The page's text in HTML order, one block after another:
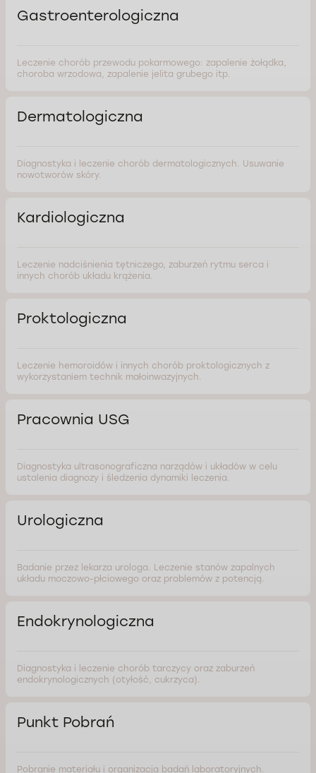
Gastroenterologiczna
Leczenie chorób przewodu pokarmowego: zapalenie żołądka,
choroba wrzodowa, zapalenie jelita grubego itp.
Dermatologiczna
Diagnostyka i leczenie chorób dermatologicznych. Usuwanie
nowotworów skóry.
Kardiologiczna
Leczenie nadciśnienia tętniczego, zaburzeń rytmu serca i
innych chorób układu krążenia.
Proktologiczna
Leczenie hemoroidów i innych chorób proktologicznych z
wykorzystaniem technik małoinwazyjnych.
Pracownia USG
Diagnostyka ultrasonograficzna narządów i układów w celu
ustalenia diagnozy i śledzenia dynamiki leczenia.
Urologiczna
Badanie przez lekarza urologa. Leczenie stanów zapalnych
układu moczowo-płciowego oraz problemów z potencją.
Endokrynologiczna
Diagnostyka i leczenie chorób tarczycy oraz zaburzeń
endokrynologicznych (otyłość, cukrzyca).
Punkt Pobrań
Pobranie materiału i organizacja badań laboratoryjnych.